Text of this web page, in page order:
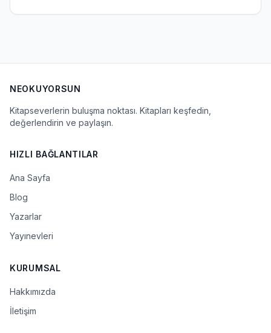
NEOKUYORSUN
Kitapseverlerin buluşma noktası. Kitapları keşfedin,
değerlendirin ve paylaşın.
HIZLI BAĞLANTILAR
Ana Sayfa
Blog
Yazarlar
Yayınevleri
KURUMSAL
Hakkımızda
İletişim